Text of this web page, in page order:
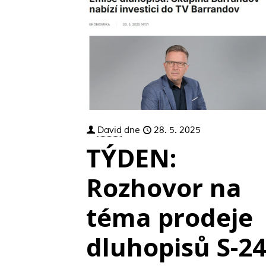
David dne 28. 5. 2025
TÝDEN:
Rozhovor na
téma prodeje
dluhopisů S-